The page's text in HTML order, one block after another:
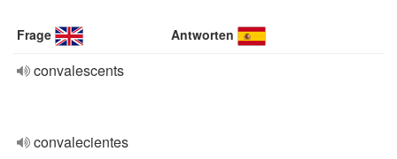
Frage Antworten
convalescents
convalecientes